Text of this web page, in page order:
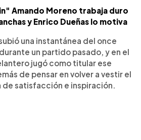
Amando Moreno trabaja duro
y Enrico Dueñas lo motiva
una instantánea del once
un partido pasado, y en el
jugó como titular ese
de pensar en volver a vestir el
de satisfacción e inspiración.